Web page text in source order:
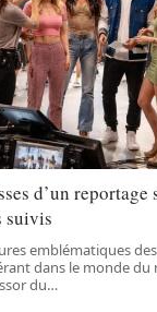
d’un reportage
suivis
emblématiques
dans le monde du
du…